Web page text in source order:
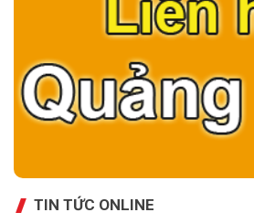
TIN TỨC ONLINE